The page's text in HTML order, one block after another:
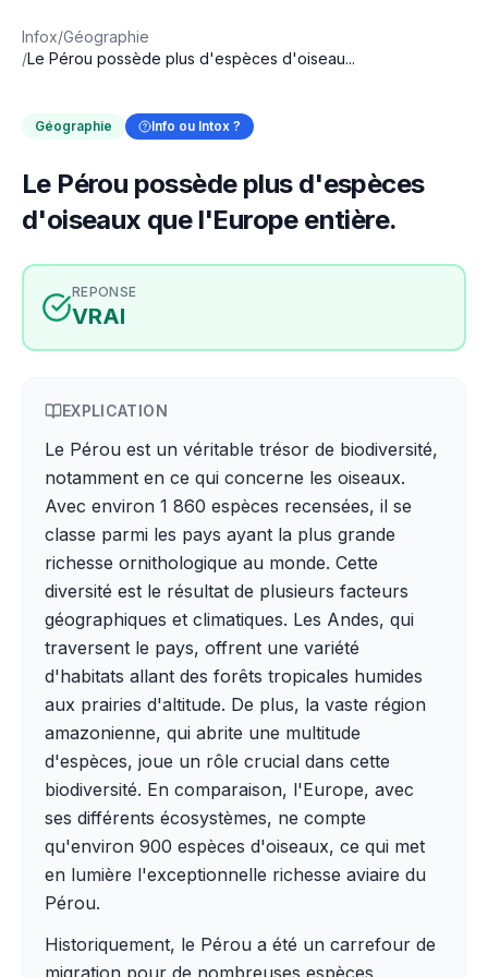
Infox/Géographie
/Le Pérou possède plus d'espèces d'oiseau...
Géographie Info ou Intox ?
Le Pérou possède plus d'espèces
d'oiseaux que l'Europe entière.
REPONSE
VRAI
EXPLICATION
Le Pérou est un véritable trésor de biodiversité,
notamment en ce qui concerne les oiseaux.
Avec environ 1 860 espèces recensées, il se
classe parmi les pays ayant la plus grande
richesse ornithologique au monde. Cette
diversité est le résultat de plusieurs facteurs
géographiques et climatiques. Les Andes, qui
traversent le pays, offrent une variété
d'habitats allant des forêts tropicales humides
aux prairies d'altitude. De plus, la vaste région
amazonienne, qui abrite une multitude
d'espèces, joue un rôle crucial dans cette
biodiversité. En comparaison, l'Europe, avec
ses différents écosystèmes, ne compte
qu'environ 900 espèces d'oiseaux, ce qui met
en lumière l'exceptionnelle richesse aviaire du
Pérou.
Historiquement, le Pérou a été un carrefour de
migration pour de nombreuses espèces